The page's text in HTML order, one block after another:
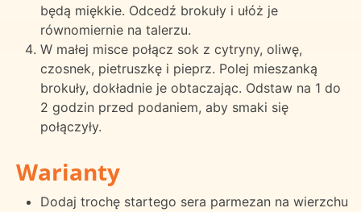
będą miękkie. Odcedź brokuły i ułóż je
równomiernie na talerzu.
W małej misce połącz sok z cytryny, oliwę,
czosnek, pietruszkę i pieprz. Polej mieszanką
brokuły, dokładnie je obtaczając. Odstaw na 1 do
2 godzin przed podaniem, aby smaki się
połączyły.
Warianty
Dodaj trochę startego sera parmezan na wierzchu